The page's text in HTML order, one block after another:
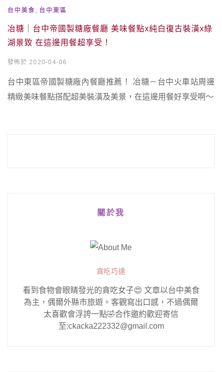
台中美食 台中東區
冶糖｜台中帝國製糖廠餐廳 美味餐點x純白復古裝潢x綠
湖景致 在這邊用餐超享受！
發佈於 2020-04-06
台中東區帝國製糖廠內餐廳推薦！ 冶糖－台中火車站周邊
精緻美味餐點搭配超美裝潢及美景，在這邊用餐好享受啊～
關於我
貪吃巧達
看到食物會眼睛發光的貪吃女子😍 文章以台中美食
為主，偶爾外縣市旅遊。客觀寫出口感，不過偶爾
太喜歡會浮誇一點🤣合作邀約歡迎寄信
至:ckacka222332@gmail.com